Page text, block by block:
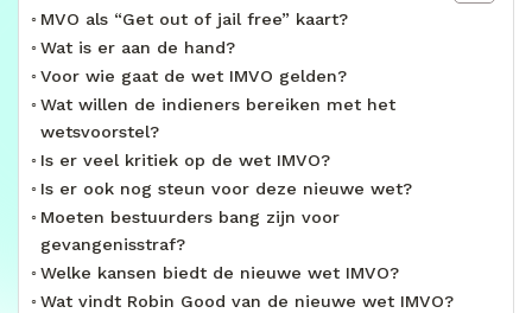
MVO als “Get out of jail free” kaart?
Wat is er aan de hand?
Voor wie gaat de wet IMVO gelden?
Wat willen de indieners bereiken met het
wetsvoorstel?
Is er veel kritiek op de wet IMVO?
Is er ook nog steun voor deze nieuwe wet?
Moeten bestuurders bang zijn voor
gevangenisstraf?
Welke kansen biedt de nieuwe wet IMVO?
Wat vindt Robin Good van de nieuwe wet IMVO?